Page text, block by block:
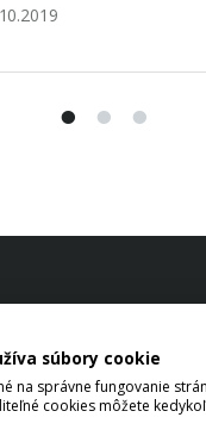
súbory cookie
na správne fungovanie
cookies môžete